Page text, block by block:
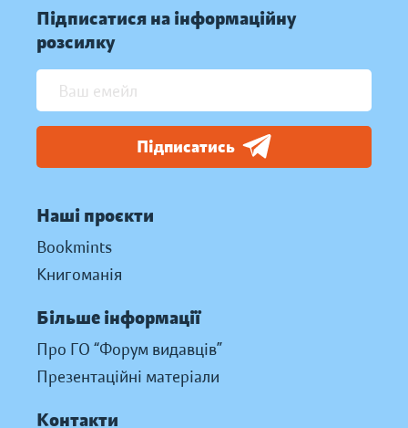
Підписатися на інформаційну
розсилку
Підписатись
Наші проєкти
Bookmints
Книгоманія
Більше інформації
Про ГО “Форум видавців”
Презентаційні матеріали
Контакти